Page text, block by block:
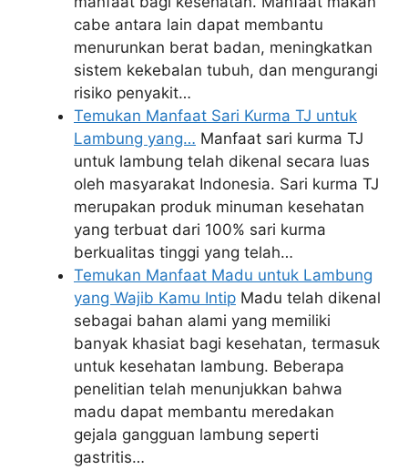
cabe antara lain dapat membantu
menurunkan berat badan, meningkatkan
sistem kekebalan tubuh, dan mengurangi
risiko penyakit…
Temukan Manfaat Sari Kurma TJ untuk
Lambung yang… Manfaat sari kurma TJ
untuk lambung telah dikenal secara luas
oleh masyarakat Indonesia. Sari kurma TJ
merupakan produk minuman kesehatan
yang terbuat dari 100% sari kurma
berkualitas tinggi yang telah…
Temukan Manfaat Madu untuk Lambung
yang Wajib Kamu Intip Madu telah dikenal
sebagai bahan alami yang memiliki
banyak khasiat bagi kesehatan, termasuk
untuk kesehatan lambung. Beberapa
penelitian telah menunjukkan bahwa
madu dapat membantu meredakan
gejala gangguan lambung seperti
gastritis…